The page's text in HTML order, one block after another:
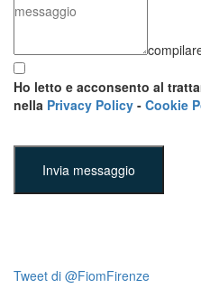
Ho letto e acconsento al
nella Privacy Policy - Cookie
Invia messaggio
Tweet di @FiomFirenze